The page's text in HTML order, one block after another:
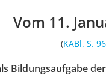
Vom 11.
(KABl. S. 96
Bildungsaufgabe